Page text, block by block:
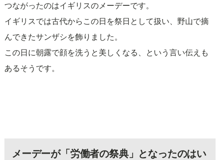
つながったのはイギリスのメーデーです。
イギリスでは古代からこの日を祭日として扱い、野山で摘
んできたサンザシを飾りました。
この日に朝露で顔を洗うと美しくなる、という言い伝えも
あるそうです。
メーデーが「労働者の祭典」となったのはい